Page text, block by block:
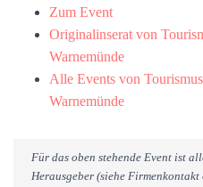
Zum Event
Originalinserat von
Warnemünde
Alle Events von
Warnemünde
Für das oben stehende Event ist
Herausgeber (siehe Firmenkontakt